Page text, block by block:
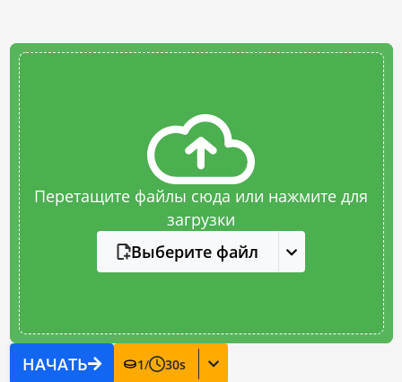
Перетащите файлы сюда или нажмите для
загрузки
Выберите файл
НАЧАТЬ 1/ 30s